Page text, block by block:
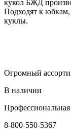
кукол БЖД
Подходят к
куклы.
Огромный
В наличии
8-800-550-5367